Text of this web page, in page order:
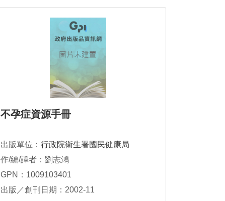
不孕症資源手冊
出版單位： 行政院衛生署國民健康局
作/編/譯者：劉志鴻
GPN：1009103401
出版／創刊日期：2002-11